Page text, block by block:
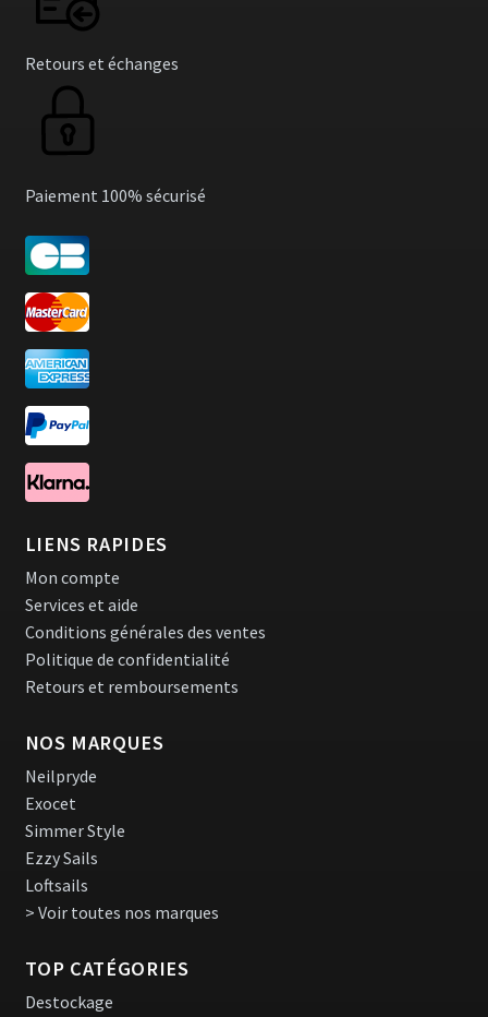
Retours et échanges
Paiement 100% sécurisé
LIENS RAPIDES
Mon compte
Services et aide
Conditions générales des ventes
Politique de confidentialité
Retours et remboursements
NOS MARQUES
Neilpryde
Exocet
Simmer Style
Ezzy Sails
Loftsails
> Voir toutes nos marques
TOP CATÉGORIES
Destockage